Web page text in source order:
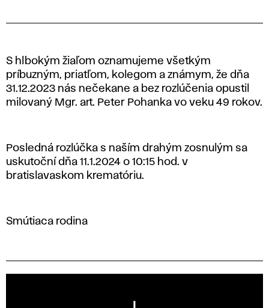
S hlbokým žiaľom oznamujeme všetkým
príbuzným, priatľom, kolegom a známym, že dňa
31.12.2023 nás nečekane a bez rozlúčenia opustil
milovaný Mgr. art. Peter Pohanka vo veku 49 rokov.
Posledná rozlúčka s naším drahým zosnulým sa
uskutoční dňa 11.1.2024 o 10:15 hod. v
bratislavaskom krematóriu.
Smútiaca rodina